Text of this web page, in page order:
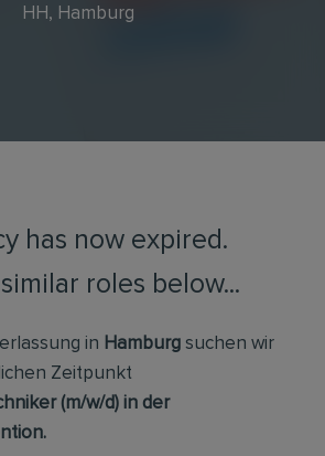
HH, Hamburg
has now expired.
roles below...
in Hamburg suchen wir
Zeitpunkt
(m/w/d) in der